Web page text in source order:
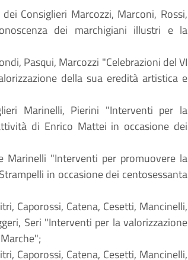
Consiglieri Marcozzi, Marconi, Rossi,
dei marchigiani illustri e la
Pasqui, Marcozzi "Celebrazioni del VI
della sua eredità artistica e
Marinelli, Pierini "Interventi per la
di Enrico Mattei in occasione dei
Marinelli "Interventi per promuovere la
in occasione dei centosessanta
Caporossi, Catena, Cesetti, Mancinelli,
Seri "Interventi per la valorizzazione
Caporossi, Catena, Cesetti, Mancinelli,